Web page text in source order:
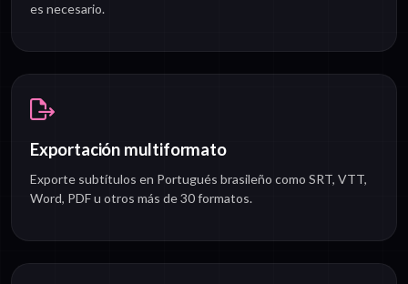
es necesario.
Exportación multiformato
Exporte subtítulos en Portugués brasileño como SRT, VTT,
Word, PDF u otros más de 30 formatos.